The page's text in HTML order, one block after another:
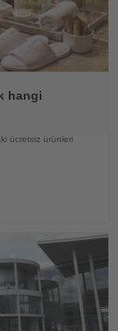
hangi
ücretsiz ürünleri